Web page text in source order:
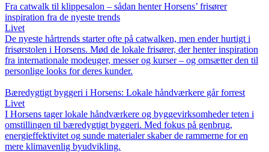
Fra catwalk til klippesalon – sådan henter Horsens’ frisører
inspiration fra de nyeste trends
Livet
De nyeste hårtrends starter ofte på catwalken, men ender hurtigt i
frisørstolen i Horsens. Mød de lokale frisører, der henter inspiration
fra internationale modeuger, messer og kurser – og omsætter den til
personlige looks for deres kunder.
Bæredygtigt byggeri i Horsens: Lokale håndværkere går forrest
Livet
I Horsens tager lokale håndværkere og byggevirksomheder teten i
omstillingen til bæredygtigt byggeri. Med fokus på genbrug,
energieffektivitet og sunde materialer skaber de rammerne for en
mere klimavenlig byudvikling.